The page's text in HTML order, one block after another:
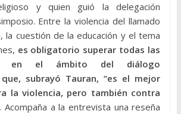
y quien guió la delegación
Entre la violencia del llamado
la cuestión de la educación y el tema
es obligatorio superar todas las
en el ámbito del diálogo
subrayó Tauran, “es el mejor
la violencia, pero también contra
Acompaña a la entrevista una reseña